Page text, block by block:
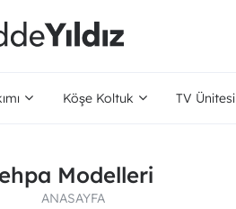
Köşe Koltuk TV Ünitesi
ANASAYFA
Modelleri